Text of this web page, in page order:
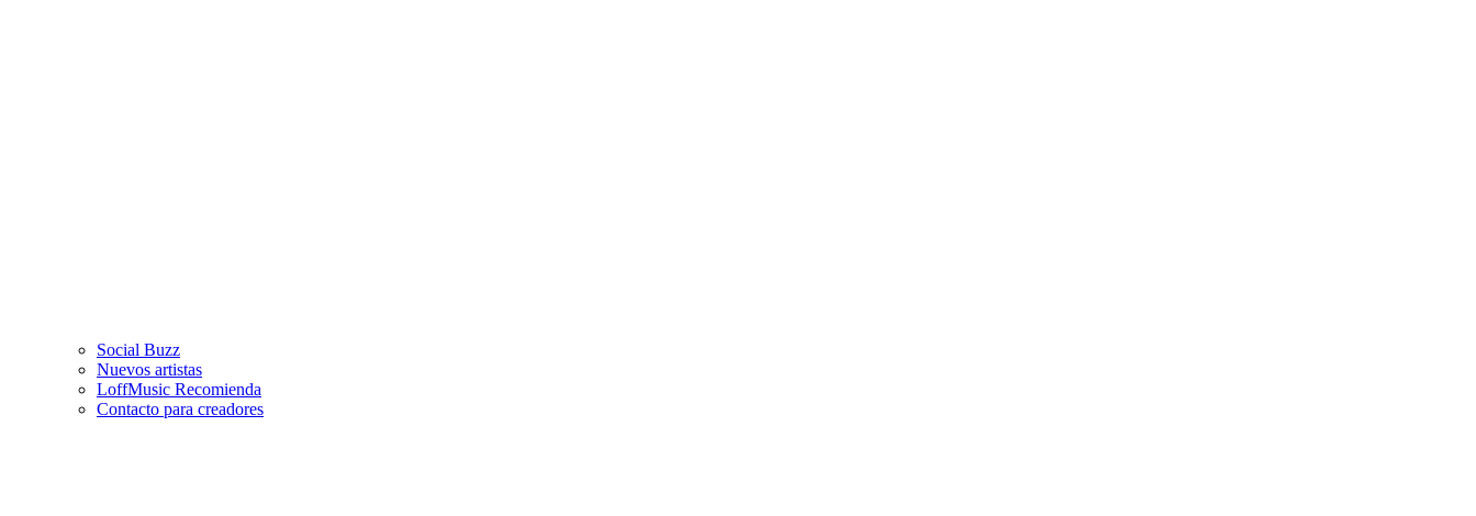
Social Buzz
Nuevos artistas
LoffMusic Recomienda
Contacto para creadores